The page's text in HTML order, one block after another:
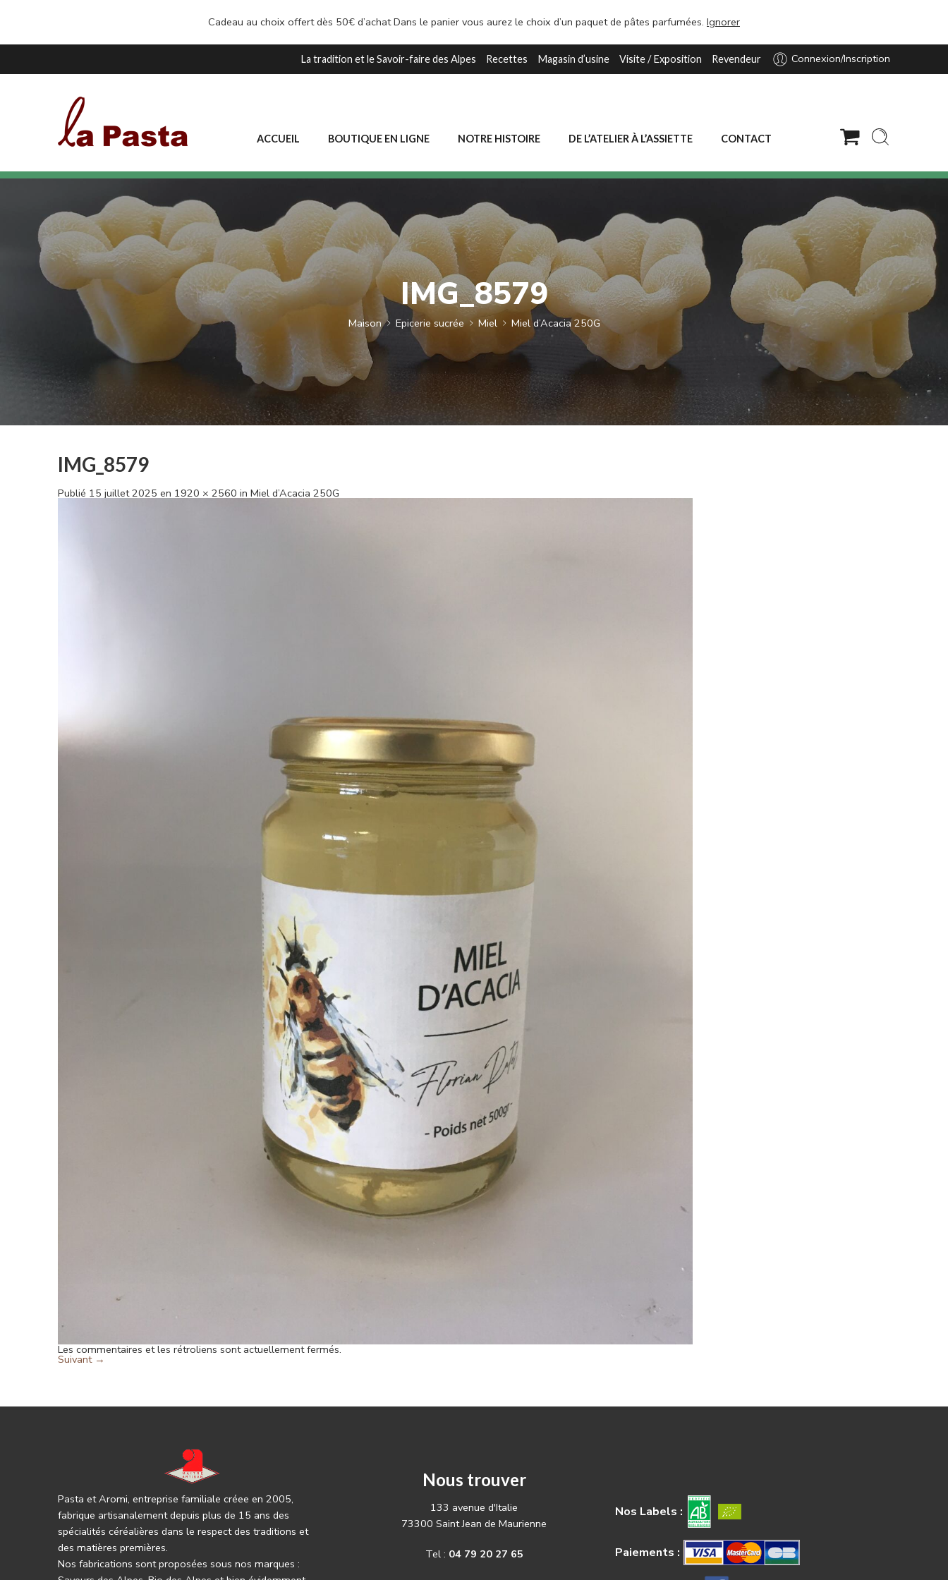
Cadeau au choix offert dès 50€ d’achat Dans le panier vous aurez le choix d’un paquet de pâtes parfumées. Ignorer
La tradition et le Savoir-faire des Alpes Recettes Magasin d’usine Visite / Exposition Revendeur Connexion/Inscription
ACCUEIL BOUTIQUE EN LIGNE NOTRE HISTOIRE DE L’ATELIER À L’ASSIETTE CONTACT
IMG_8579
Maison Epicerie sucrée Miel Miel d’Acacia 250G
IMG_8579
Publié 15 juillet 2025 en 1920 × 2560 in Miel d’Acacia 250G
Les commentaires et les rétroliens sont actuellement fermés.
Suivant →
Pasta et Aromi, entreprise familiale créee en 2005,
fabrique artisanalement depuis plus de 15 ans des
spécialités céréalières dans le respect des traditions et
des matières premières.
Nos fabrications sont proposées sous nos marques :
Nous trouver
133 avenue d'Italie
73300 Saint Jean de Maurienne
Tel : 04 79 20 27 65
Nos Labels :
Paiements :